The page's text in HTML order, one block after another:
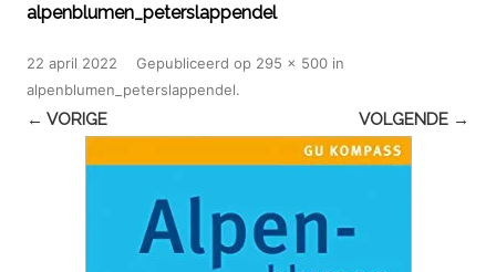
alpenblumen_peterslappendel
Gepubliceerd
22 april 2022 op 295 × 500 in
alpenblumen_peterslappendel.
← VORIGE VOLGENDE →